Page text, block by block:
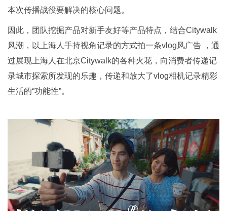
本次传播战役要解决的核心问题。
因此，团队挖掘产品对新手友好等产品特点，结合Citywalk
风潮，以上海人手持视角记录的方式拍一条vlog风广告 ，通
过展现上海人在北京Citywalk的各种火花，向消费者传递记
录城市探索所发现的乐趣，传递和放大了vlog相机记录精彩
生活的“功能性”。